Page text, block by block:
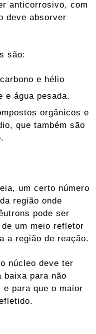
anticorrosivo, com
deve absorver
são:
e hélio
e água pesada.
orgânicos e
que também são
um certo número
região onde
pode ser
um meio refletor
a região de reação.
núcleo deve ter
baixa para não
e para que o maior